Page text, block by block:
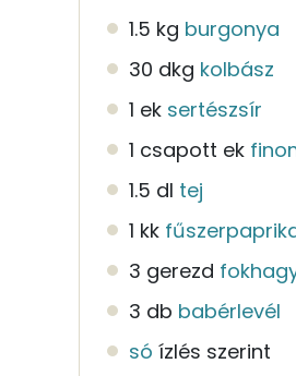
1.5 kg burgonya
30 dkg kolbász
1 ek sertészsír
1 csapott ek
1.5 dl tej
1 kk
3 gerezd
3 db babérlevél
só ízlés szerint